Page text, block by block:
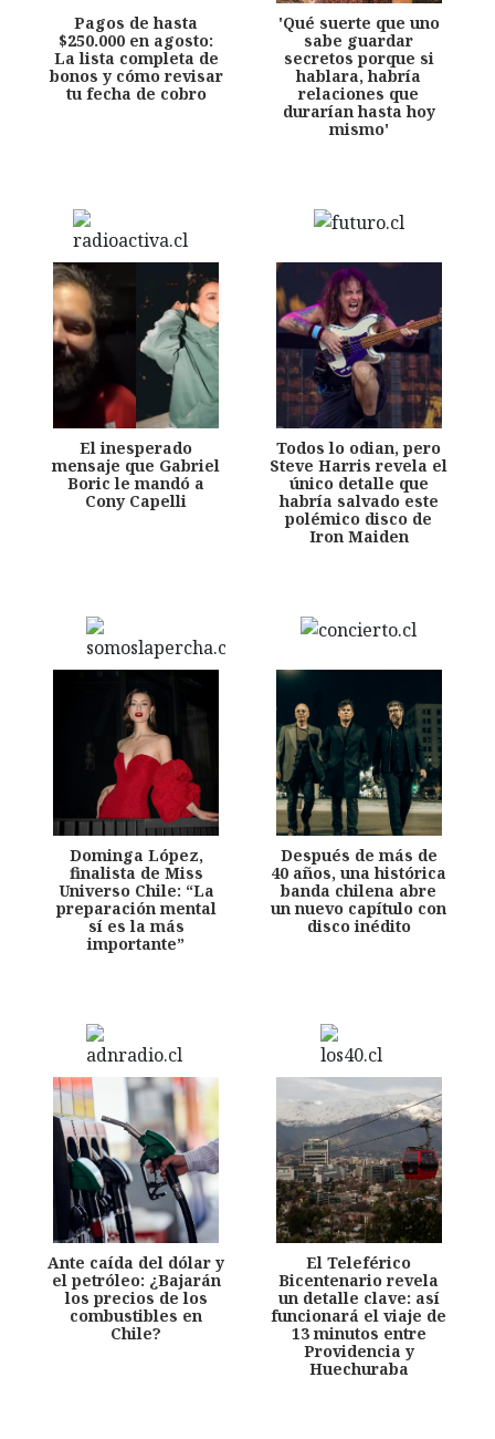
Pagos de hasta
$250.000 en agosto:
La lista completa de
bonos y cómo revisar
tu fecha de cobro
'Qué suerte que uno
sabe guardar
secretos porque si
hablara, habría
relaciones que
durarían hasta hoy
mismo'
El inesperado
mensaje que Gabriel
Boric le mandó a
Cony Capelli
Todos lo odian, pero
Steve Harris revela el
único detalle que
habría salvado este
polémico disco de
Iron Maiden
Dominga López,
finalista de Miss
Universo Chile: “La
preparación mental
sí es la más
importante”
Después de más de
40 años, una histórica
banda chilena abre
un nuevo capítulo con
disco inédito
Ante caída del dólar y
el petróleo: ¿Bajarán
los precios de los
combustibles en
Chile?
El Teleférico
Bicentenario revela
un detalle clave: así
funcionará el viaje de
13 minutos entre
Providencia y
Huechuraba